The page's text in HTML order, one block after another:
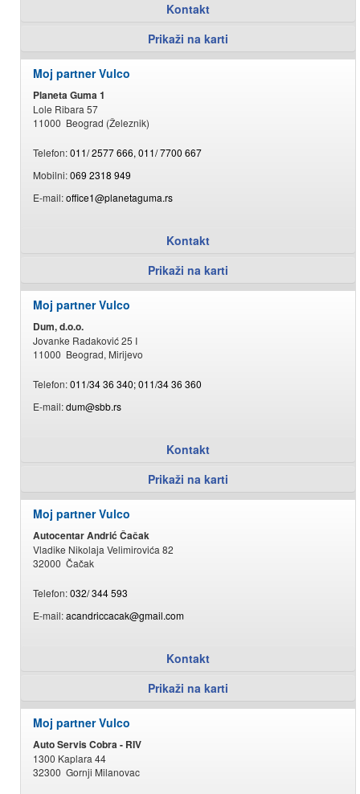
Kontakt
Prikaži na karti
Moj partner Vulco
Planeta Guma 1
Lole Ribara 57
11000 Beograd (Železnik)
Telefon:011/ 2577 666, 011/ 7700 667
Mobilni:069 2318 949
E-mail:office1@planetaguma.rs
Kontakt
Prikaži na karti
Moj partner Vulco
Dum, d.o.o.
Jovanke Radaković 25 I
11000 Beograd, Mirijevo
Telefon:011/34 36 340; 011/34 36 360
E-mail:dum@sbb.rs
Kontakt
Prikaži na karti
Moj partner Vulco
Autocentar Andrić Čačak
Vladike Nikolaja Velimirovića 82
32000 Čačak
Telefon:032/ 344 593
E-mail:acandriccacak@gmail.com
Kontakt
Prikaži na karti
Moj partner Vulco
Auto Servis Cobra - RIV
1300 Kaplara 44
32300 Gornji Milanovac